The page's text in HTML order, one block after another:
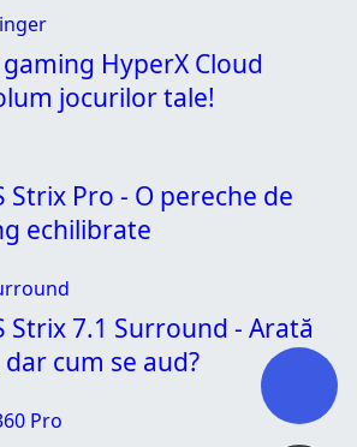
gaming HyperX Cloud
jocurilor tale!
Strix Pro - O pereche de
echilibrate
Strix 7.1 Surround - Arată
cum se aud?